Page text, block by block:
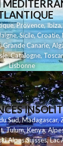
,Provence,Ibiza
,Sicile,Croatie,
,Grande Canarie,
,Catalogne,
Lisbonne
Sud,Madagascar,
,Tulum,Kenya,
Alpes Suisses,Lac